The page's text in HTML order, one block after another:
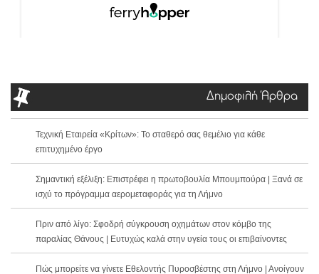
Δημοφιλή Άρθρα
Τεχνική Εταιρεία «Κρίτων»: Το σταθερό σας θεμέλιο για κάθε
επιτυχημένο έργο
Σημαντική εξέλιξη: Επιστρέφει η πρωτοβουλία Μπουμπούρα | Ξανά σε
ισχύ το πρόγραμμα αερομεταφοράς για τη Λήμνο
Πριν από λίγο: Σφοδρή σύγκρουση οχημάτων στον κόμβο της
παραλίας Θάνους | Ευτυχώς καλά στην υγεία τους οι επιβαίνοντες
Πώς μπορείτε να γίνετε Εθελοντής Πυροσβέστης στη Λήμνο | Ανοίγουν